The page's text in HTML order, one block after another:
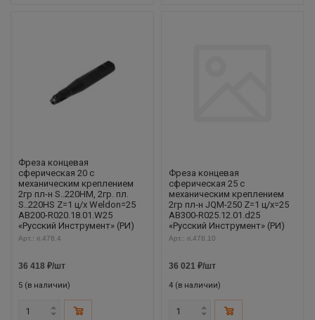
Фреза концевая
сферическая 20 с
механическим креплением
2гр пл-н S..220HM, 2гр. пл.
S..220HS Z=1 ц/х Weldon=25
AB200-R020.18.01.W25
«Русский Инструмент» (РИ)
Арт.: ri.478.4
36 418 ₽/шт
5 (в наличии)
Фреза концевая
сферическая 25 с
механическим креплением
2гр пл-н JQM-250 Z=1 ц/х=25
AB300-R025.12.01.d25
«Русский Инструмент» (РИ)
Арт.: ri.478.10
36 021₽/шт
4 (в наличии)